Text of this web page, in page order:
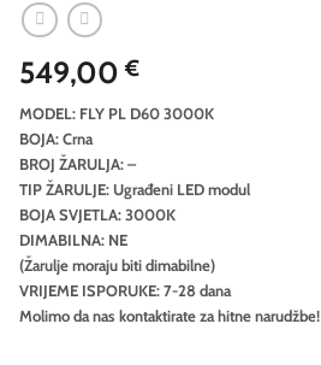
549,00€
MODEL: FLY PL D60 3000K
BOJA: Crna
BROJ ŽARULJA: –
TIP ŽARULJE: Ugrađeni LED modul
BOJA SVJETLA: 3000K
DIMABILNA: NE
(Žarulje moraju biti dimabilne)
VRIJEME ISPORUKE: 7-28 dana
Molimo da nas kontaktirate za hitne narudžbe!